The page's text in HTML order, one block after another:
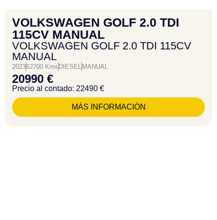
VOLKSWAGEN GOLF 2.0 TDI
115CV MANUAL
VOLKSWAGEN GOLF 2.0 TDI 115CV
MANUAL
202362700 Kms DIESEL MANUAL
20990 €
Precio al contado: 22490 €
MÁS INFORMACIÓN